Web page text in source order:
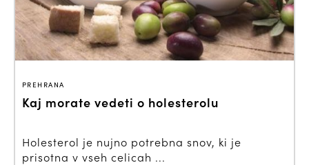
PREHRANA
Kaj morate vedeti o holesterolu
Holesterol je nujno potrebna snov, ki je
prisotna v vseh celicah ...